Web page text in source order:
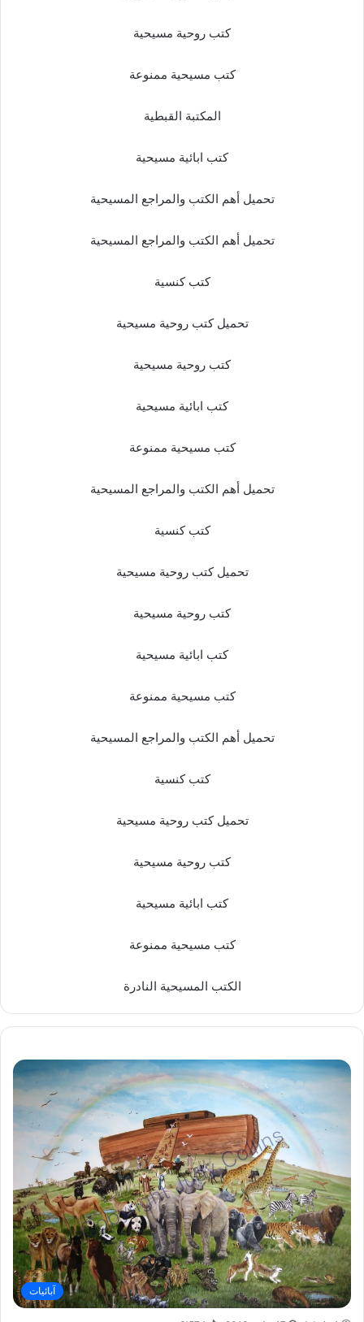
كتب روحية مسيحية
كتب مسيحية ممنوعة
المكتبة القبطية
كتب ابائية مسيحية
تحميل أهم الكتب والمراجع المسيحية
تحميل أهم الكتب والمراجع المسيحية
كتب كنسية
تحميل كتب روحية مسيحية
كتب روحية مسيحية
كتب ابائية مسيحية
كتب مسيحية ممنوعة
تحميل أهم الكتب والمراجع المسيحية
كتب كنسية
تحميل كتب روحية مسيحية
كتب روحية مسيحية
كتب ابائية مسيحية
كتب مسيحية ممنوعة
تحميل أهم الكتب والمراجع المسيحية
كتب كنسية
تحميل كتب روحية مسيحية
كتب روحية مسيحية
كتب ابائية مسيحية
كتب مسيحية ممنوعة
الكتب المسيحية النادرة
آبائيات